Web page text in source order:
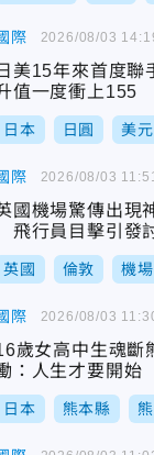
際
日美15年來首度
值一度衝上155
日本 日圓 美元
2026/08/03
際
國機場驚傳出現
飛行員目擊引發
英國 倫敦 機場
2026/08/03 11:51
際
歲女高中生魂
：人生才要開始
日本 熊本縣
2026/08/03